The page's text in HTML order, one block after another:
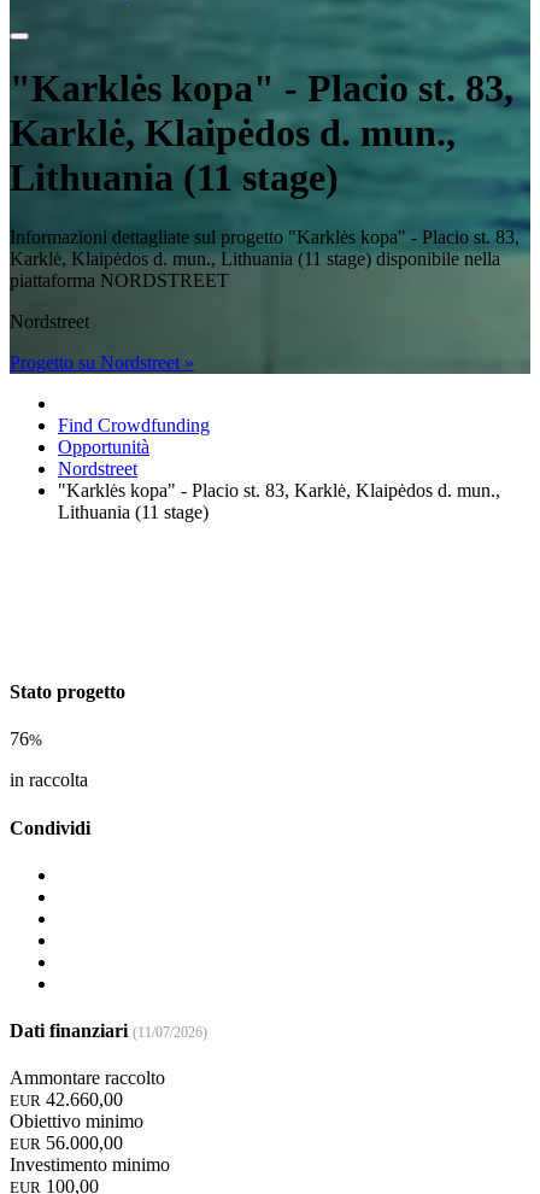
"Karklės kopa" - Placio st. 83,
Karklė, Klaipėdos d. mun.,
Lithuania (11 stage)
Informazioni dettagliate sul progetto "Karklės kopa" - Placio st. 83,
Karklė, Klaipėdos d. mun., Lithuania (11 stage) disponibile nella
piattaforma NORDSTREET
Nordstreet
Progetto su Nordstreet »
Find Crowdfunding
Opportunità
Nordstreet
"Karklės kopa" - Placio st. 83, Karklė, Klaipėdos d. mun.,
Lithuania (11 stage)
Stato progetto
76%
in raccolta
Condividi
Dati finanziari (11/07/2026)
Ammontare raccolto
EUR 42.660,00
Obiettivo minimo
EUR 56.000,00
Investimento minimo
EUR 100,00